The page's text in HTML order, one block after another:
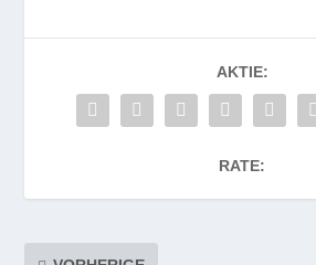
AKTIE:
RATE: